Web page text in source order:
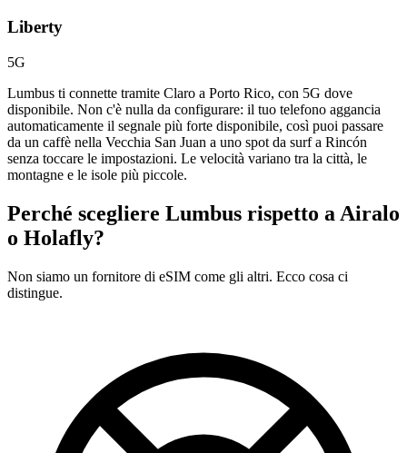
Liberty
5G
Lumbus ti connette tramite Claro a Porto Rico, con 5G dove
disponibile. Non c'è nulla da configurare: il tuo telefono aggancia
automaticamente il segnale più forte disponibile, così puoi passare
da un caffè nella Vecchia San Juan a uno spot da surf a Rincón
senza toccare le impostazioni. Le velocità variano tra la città, le
montagne e le isole più piccole.
Perché scegliere Lumbus rispetto a Airalo
o Holafly?
Non siamo un fornitore di eSIM come gli altri. Ecco cosa ci
distingue.